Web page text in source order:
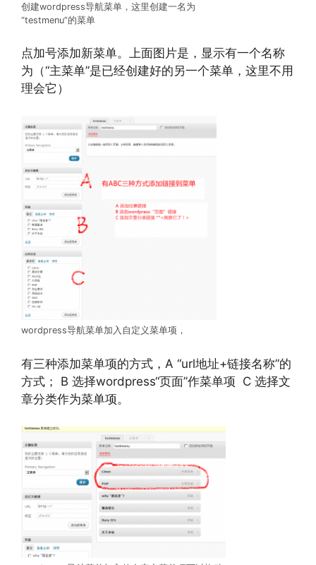
创建wordpress导航菜单，这里创建一名为
“testmenu”的菜单
点加号添加新菜单。上面图片是，显示有一个名称
为（“主菜单”是已经创建好的另一个菜单，这里不用
理会它）
wordpress导航菜单加入自定义菜单项，
有三种添加菜单项的方式，A “url地址+链接名称”的
方式； B 选择wordpress“页面”作菜单项 C 选择文
章分类作为菜单项。